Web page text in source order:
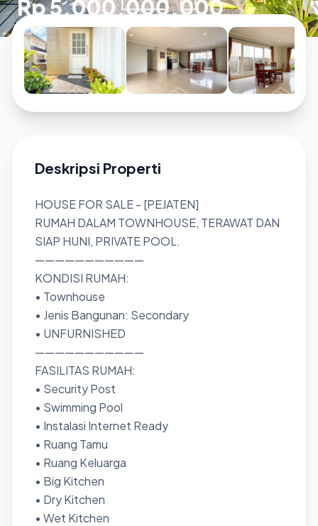
Rp 5.000.000.000
Deskripsi Properti
HOUSE FOR SALE - [PEJATEN]
RUMAH DALAM TOWNHOUSE, TERAWAT DAN
SIAP HUNI, PRIVATE POOL.
———————————
KONDISI RUMAH:
• Townhouse
• Jenis Bangunan: Secondary
• UNFURNISHED
———————————
FASILITAS RUMAH:
• Security Post
• Swimming Pool
• Instalasi Internet Ready
• Ruang Tamu
• Ruang Keluarga
• Big Kitchen
• Dry Kitchen
• Wet Kitchen